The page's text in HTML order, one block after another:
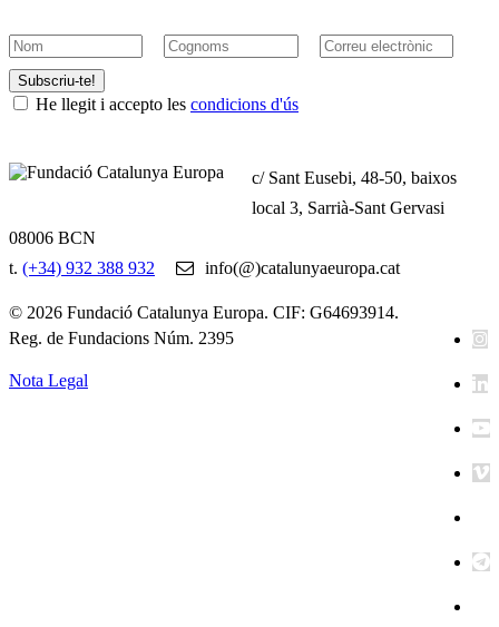
Subscriu-te!
He llegit i accepto les condicions d'ús
c/ Sant Eusebi, 48-50, baixos
local 3, Sarrià-Sant Gervasi
08006 BCN
t. (+34) 932 388 932 info(@)catalunyaeuropa.cat
© 2026 Fundació Catalunya Europa. CIF: G64693914.
Reg. de Fundacions Núm. 2395
Nota Legal